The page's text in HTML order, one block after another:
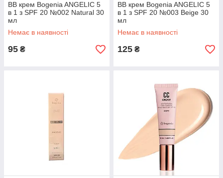
BB крем Bogenia ANGELIC 5
в 1 з SPF 20 №002 Natural 30
мл
Немає в наявності
95 ₴
BB крем Bogenia ANGELIC 5
в 1 з SPF 20 №003 Beige 30
мл
Немає в наявності
125 ₴